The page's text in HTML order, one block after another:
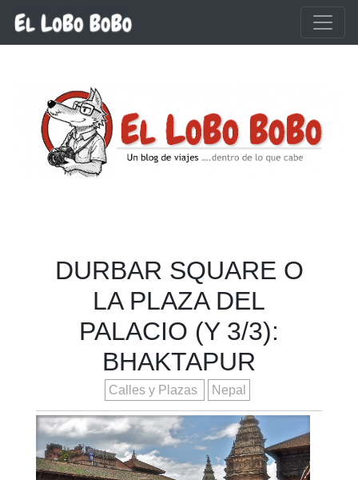
Ir al contenido principal
DURBAR SQUARE O
LA PLAZA DEL
PALACIO (Y 3/3):
BHAKTAPUR
Calles y Plazas Nepal